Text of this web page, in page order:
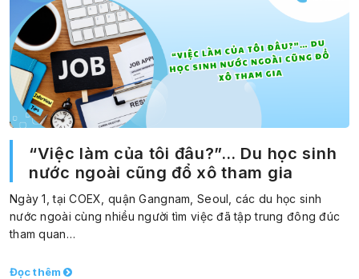
“Việc làm của tôi đâu?”… Du học sinh
nước ngoài cũng đổ xô tham gia
Ngày 1, tại COEX, quận Gangnam, Seoul, các du học sinh
nước ngoài cùng nhiều người tìm việc đã tập trung đông đúc
tham quan…
Đọc thêm